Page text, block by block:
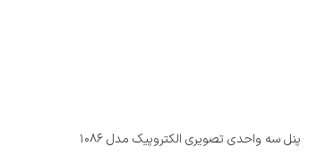
پنل سه واحدی تصویری الکتروپیک مدل ۱۰۸۶